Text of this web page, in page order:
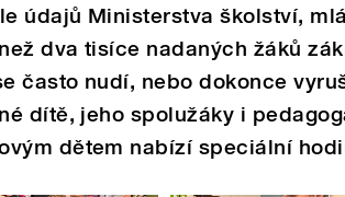
údajů Ministerstva školství,
dva tisíce nadaných žáků
často nudí, nebo dokonce
dítě, jeho spolužáky i
dětem nabízí speciální